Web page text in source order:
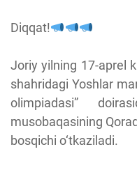
Diqqat!
Joriy yilning 17-aprel
shahridagi Yoshlar
olimpiadasi”
musobaqasining
bosqichi o‘tkaziladi.